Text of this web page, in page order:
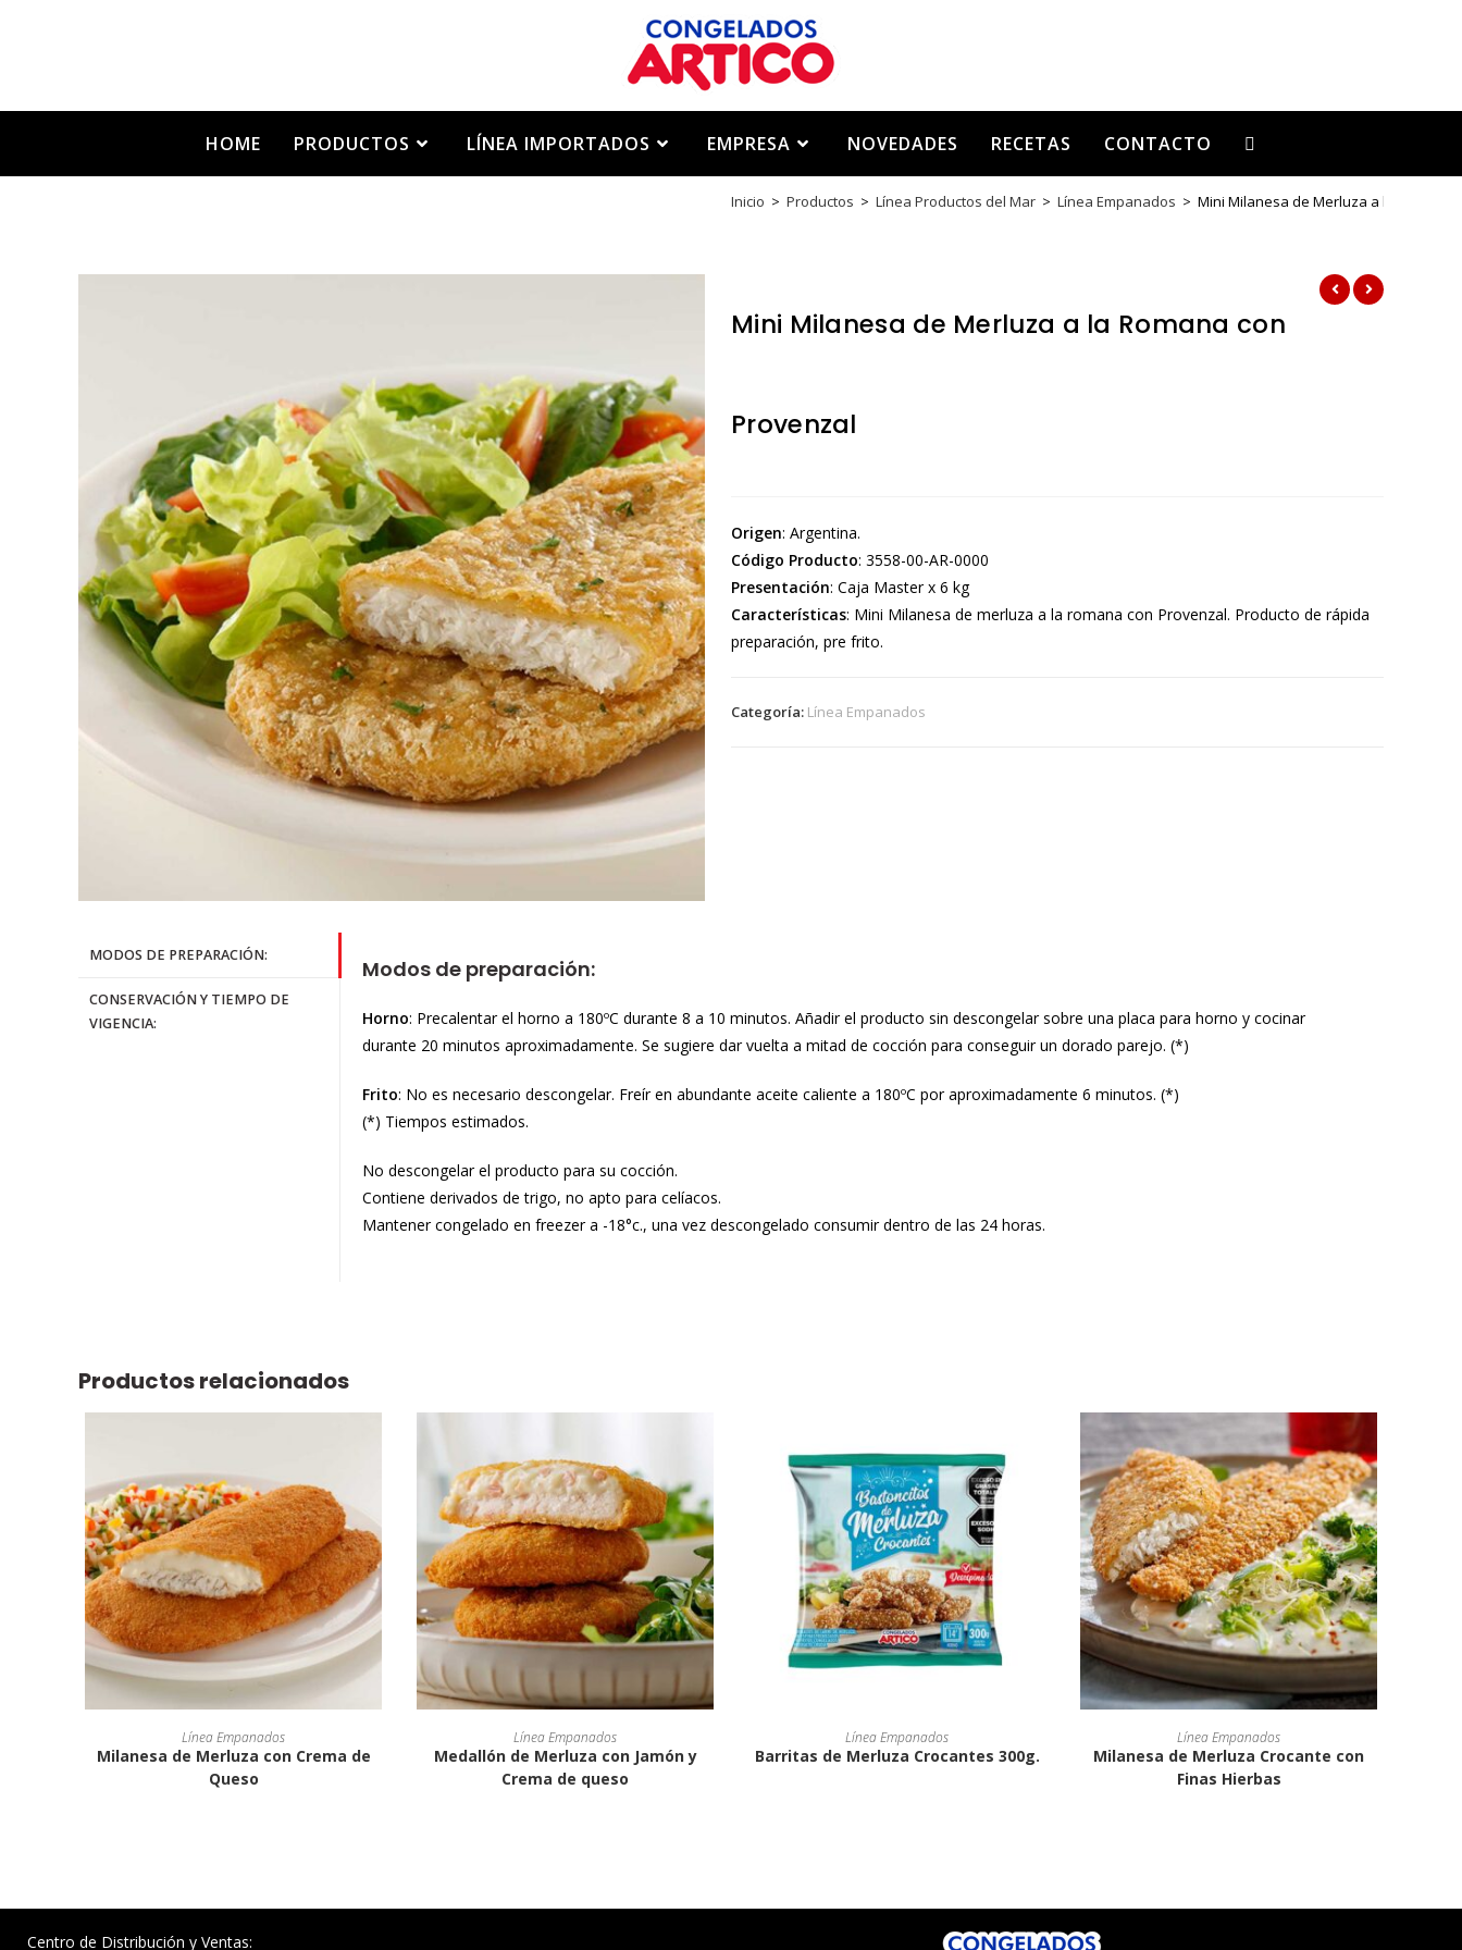
HOME PRODUCTOS LÍNEA IMPORTADOS EMPRESA NOVEDADES RECETAS CONTACTO
Inicio > Productos > Línea Productos del Mar > Línea Empanados > Mini Milanesa de Merluza a la Romana
Mini Milanesa de Merluza a la Romana con
Provenzal
Origen: Argentina.
Código Producto: 3558-00-AR-0000
Presentación: Caja Master x 6 kg
Características: Mini Milanesa de merluza a la romana con Provenzal. Producto de rápida
preparación, pre frito.
Categoría: Línea Empanados
MODOS DE PREPARACIÓN:
CONSERVACIÓN Y TIEMPO DE
VIGENCIA:
Modos de preparación:
Horno: Precalentar el horno a 180ºC durante 8 a 10 minutos. Añadir el producto sin descongelar sobre una placa para horno y cocinar
durante 20 minutos aproximadamente. Se sugiere dar vuelta a mitad de cocción para conseguir un dorado parejo. (*)
Frito: No es necesario descongelar. Freír en abundante aceite caliente a 180ºC por aproximadamente 6 minutos. (*)
(*) Tiempos estimados.
No descongelar el producto para su cocción.
Contiene derivados de trigo, no apto para celíacos.
Mantener congelado en freezer a -18°c., una vez descongelado consumir dentro de las 24 horas.
Productos relacionados
Línea Empanados
Milanesa de Merluza con Crema de
Queso
Línea Empanados
Medallón de Merluza con Jamón y
Crema de queso
Línea Empanados
Barritas de Merluza Crocantes 300g.
Línea Empanados
Milanesa de Merluza Crocante con
Finas Hierbas
Centro de Distribución y Ventas: